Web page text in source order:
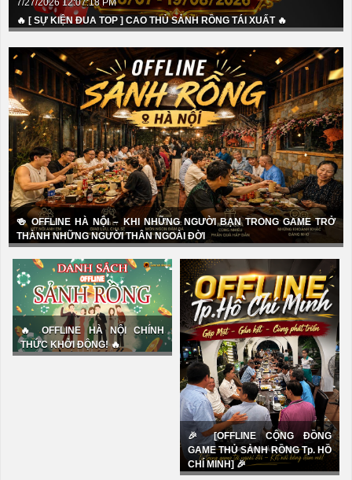
Tiến lên miền nam
Chắn
Tá lả - Phỏm
Binh chợ lớn
Liêng
Poker
Cờ tướng
7/27/2026 12:07:18 PM
🔥 [ SỰ KIỆN ĐUA TOP ] CAO THỦ SẢNH RỒNG TÁI XUẤT 🔥
🍻 OFFLINE HÀ NỘI – KHI NHỮNG NGƯỜI BẠN TRONG GAME TRỞ
THÀNH NHỮNG NGƯỜI THÂN NGOÀI ĐỜI
🔥 OFFLINE HÀ NỘI CHÍNH
THỨC KHỞI ĐỘNG! 🔥
🎉 [OFFLINE CỘNG ĐỒNG
GAME THỦ SẢNH RỒNG Tp. HỒ
CHÍ MINH] 🎉